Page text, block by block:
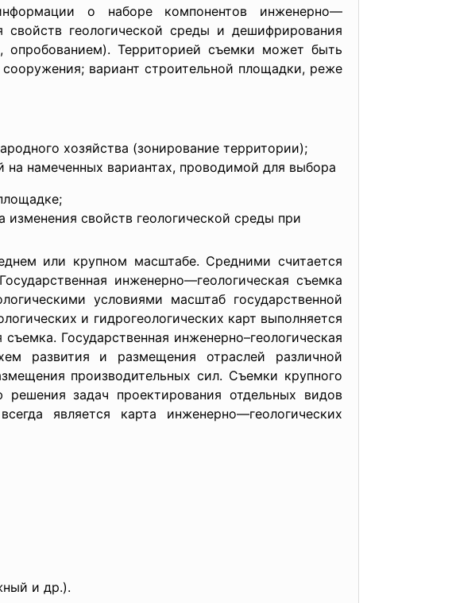
о наборе компонентов инженерно—
свойств геологической среды и дешифрирования
Территорией съемки может быть
вариант строительной площадки, реже
хозяйства (зонирование территории);
на намеченных вариантах, проводимой для выбора
свойств геологической среды при
или крупном масштабе. Средними считается
инженерно—геологическая съемка
условиями масштаб государственной
и гидрогеологических карт выполняется
Государственная инженерно–геологическая
развития и размещения отраслей различной
производительных сил. Съемки крупного
задач проектирования отдельных видов
является карта инженерно—геологических
и др.).